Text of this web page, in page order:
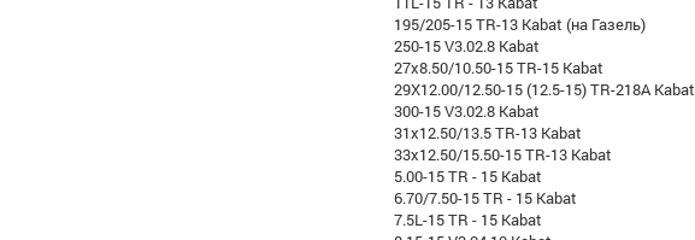
195/205-15 TR-13 Kabat (на Газель)
250-15 V3.02.8 Kabat
27x8.50/10.50-15 TR-15 Kabat
29X12.00/12.50-15 (12.5-15) TR-218A Kabat
300-15 V3.02.8 Kabat
31x12.50/13.5 TR-13 Kabat
33x12.50/15.50-15 TR-13 Kabat
5.00-15 TR - 15 Kabat
6.70/7.50-15 TR - 15 Kabat
7.5L-15 TR - 15 Kabat